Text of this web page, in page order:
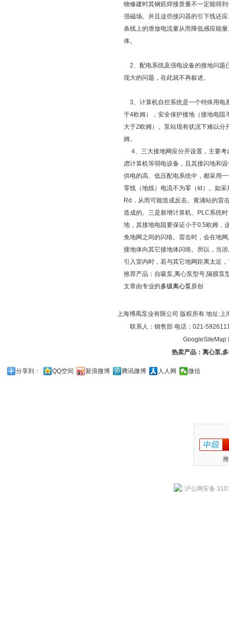
物修建时其钢筋焊接质量不一定能得
强磁场。并且这些接闪器的引下线还
条线上的泄放电流量从而降低感应能
体。
2、配电系统及强电设备的接地问题
现大的问题，在此就不再叙述。
3、计算机自控系统是一个特殊用电
于4欧姆），安全保护接地（接地电阻
大于2欧姆）。泵站现有状况下难以
姆。
4、三大接地网应分开设置，主要考
虑计算机等弱电设备，且其接闪地和
供电的高、低压配电系统中，都采用
零线（地线）电流不为零（Id）。如
Rd，从而可能造成反击。黄浦站的雷
造成的。三是新增计算机、PLC系统
地，其接地电阻要保证小于0.5欧姆，
免地网之间的闪络。雷击时，会在地
接地体向其它接地体闪络。所以，当
引入室内时，若与其它地网距离太近
推荐产品： 自吸泵,离心泵型号,隔膜泵
文章由专业的多级离心泵原创
上海博禹泵业有限公司 版权所有 地址:
联系人：销售部 电话：021-
GoogleSiteMap
热卖产品： 离心泵,
分享到： QQ空间 新浪微博 腾讯微博 人人网 微信
沪公网安备